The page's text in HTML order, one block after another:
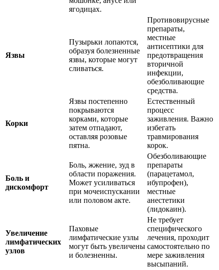
ягодицах.
Язвы
Пузырьки лопаются,
образуя болезненные
язвы, которые могут
сливаться.
Противовирусные
препараты,
местные
антисептики для
предотвращения
вторичной
инфекции,
обезболивающие
средства.
Корки
Язвы постепенно
покрываются
корками, которые
затем отпадают,
оставляя розовые
пятна.
Естественный
процесс
заживления. Важно
избегать
травмирования
корок.
Боль и
дискомфорт
Боль, жжение, зуд в
области поражения.
Может усиливаться
при мочеиспускании
или половом акте.
Обезболивающие
препараты
(парацетамол,
ибупрофен),
местные
анестетики
(лидокаин).
Увеличение
лимфатических
узлов
Паховые
лимфатические узлы
могут быть увеличены
и болезненны.
Не требует
специфического
лечения, проходит
самостоятельно по
мере заживления
высыпаний.